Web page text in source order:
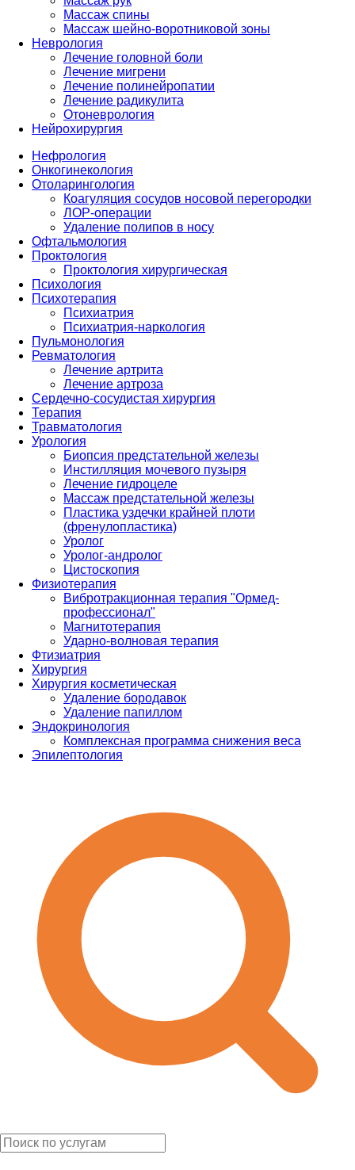
Массаж спины
Массаж шейно-воротниковой зоны
Неврология
Лечение головной боли
Лечение мигрени
Лечение полинейропатии
Лечение радикулита
Отоневрология
Нейрохирургия
Нефрология
Онкогинекология
Отоларингология
Коагуляция сосудов носовой перегородки
ЛОР-операции
Удаление полипов в носу
Офтальмология
Проктология
Проктология хирургическая
Психология
Психотерапия
Психиатрия
Психиатрия-наркология
Пульмонология
Ревматология
Лечение артрита
Лечение артроза
Сердечно-сосудистая хирургия
Терапия
Травматология
Урология
Биопсия предстательной железы
Инстилляция мочевого пузыря
Лечение гидроцеле
Массаж предстательной железы
Пластика уздечки крайней плоти
(френулопластика)
Уролог
Уролог-андролог
Цистоскопия
Физиотерапия
Вибротракционная терапия "Ормед-
профессионал"
Магнитотерапия
Ударно-волновая терапия
Фтизиатрия
Хирургия
Хирургия косметическая
Удаление бородавок
Удаление папиллом
Эндокринология
Комплексная программа снижения веса
Эпилептология